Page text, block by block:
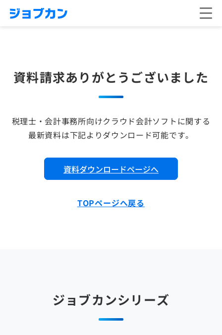
資料請求ありがとうございました
税理士・会計事務所向けクラウド会計ソフトに関する
最新資料は下記よりダウンロード可能です。
資料ダウンロードページへ
TOPページへ戻る
ジョブカンシリーズ